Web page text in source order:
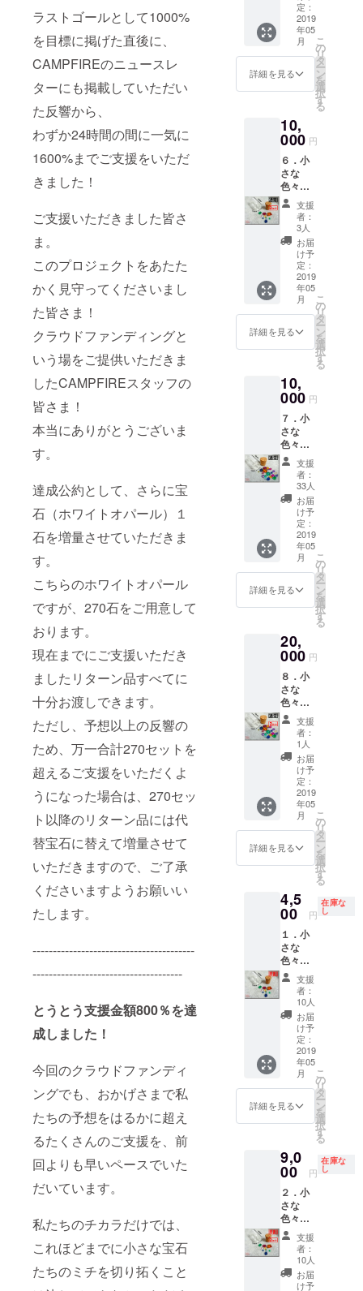
ラストゴールとして1000%
を目標に掲げた直後に、
CAMPFIREのニュースレ
ターにも掲載していただい
た反響から、
わずか24時間の間に一気に
1600%までご支援をいただ
きました！
ご支援いただきました皆さ
ま。
このプロジェクトをあたた
かく見守ってくださいまし
た皆さま！
クラウドファンディングと
いう場をご提供いただきま
したCAMPFIREスタッフの
皆さま！
本当にありがとうございま
す。
達成公約として、さらに宝
石（ホワイトオパール）１
石を増量させていただきま
す。
こちらのホワイトオパール
ですが、270石をご用意して
おります。
現在までにご支援いただき
ましたリターン品すべてに
十分お渡しできます。
ただし、予想以上の反響の
ため、万一合計270セットを
超えるご支援をいただくよ
うになった場合は、270セッ
ト以降のリターン品には代
替宝石に替えて増量させて
いただきますので、ご了承
くださいますようお願いい
たします。
----------------------------------------
-------------------------------------
とうとう支援金額800％を達
成しました！
今回のクラウドファンディ
ングでも、おかげさまで私
たちの予想をはるかに超え
るたくさんのご支援を、前
回よりも早いペースでいた
だいています。
私たちのチカラだけでは、
これほどまでに小さな宝石
たちのミチを切り拓くこと
レゼント
に。
宝石を気軽
に楽しめる
GEMs をぜ
ひご利用く
ださい。
M1902-
10-1s）
小さな
宝石た
ちの中
から、
「様々
な色」
を選別
しまし
た。 ・
中サイ
ズ
（4mm
以上）2
石 ・小
サイズ
（3mm
以上）2
石 ・極
小サイ
（3mm
未満）6
石 合計
お届け
しま
す。 宝
石の種
類や
形、大
きさ、
色はお
まかせ
となり
ます。
特別価
格
5,000円
（税・
送料
込） ※
総支援
金額に
よって
宝石を
追加封
入いた
しま
す。サ
イズや
数量は
おまか
せとな
りま
す。 ※
商品の
上、や
むを得
（4mm
以上）
を既定
の数量
ご用意
できな
い場合
は、小
サイズ
（3mm
以上）
数量1.5
倍にて
代替さ
せてい
ます。
定：
2019
年05
月
詳細を見る
こ
の
リ
タ
ー
ン
を
選
択
す
る
10,
000 円
６．小
さな
色々な
宝石た
ち「10
石」×２
（品
番：
M1902-
10-2s）
小さな
宝石た
ちの中
から、
「様々
な色」
を選別
しまし
た。 ・
中サイ
ズ
（4mm
以上）2
石 ・小
サイズ
（3mm
以上）2
石 ・極
小サイ
（3mm
未満）6
石 合計
ものを
２セッ
トお届
けしま
す。 宝
石の種
類や
形、大
きさ、
色はお
まかせ
となり
ます。
特別価
格
10,000
円
特典と
して最
終的な
総支援
金額に
よって
宝石を
追加封
入いた
しま
す。サ
イズや
数量は
おまか
せとな
す。 ※
商品の
むを得
ず中サ
イズ
（4mm
以上）
を既定
の数量
ご用意
できな
い場合
支援
者：
3人
お届
け予
定：
2019
年05
月
詳細を見る
こ
の
リ
タ
ー
ン
を
選
択
す
る
10,
000 円
７．小
さな
色々な
宝石た
ち「20
石」
（品
番：
M1902-
20-1s）
小さな
宝石た
ちの中
から、
「様々
な色」
を選別
しまし
た。 ・
中サイ
ズ
（4mm
以上）5
石 ・小
サイズ
（3mm
以上）5
石 ・極
小サイ
（3mm
未満）
10石 合
たもの
を２
セット
お届け
しま
す。 宝
石の種
類や
形、大
きさ、
色はお
まかせ
となり
ます。
特別価
格
10,000
込） ※
特典と
して最
終的な
総支援
金額に
よって
宝石を
追加封
入いた
しま
支援
者：
33人
お届
け予
定：
2019
年05
月
詳細を見る
こ
の
リ
タ
ー
ン
を
選
択
す
る
20,
000 円
８．小
さな
色々な
宝石た
ち「20
石」×２
（品
番：
M1902-
20-2s）
小さな
宝石た
ちの中
から、
「様々
な色」
を選別
しまし
た。 ・
中サイ
ズ
（4mm
以上）5
石 ・小
サイズ
（3mm
以上）5
石 ・極
小サイ
（3mm
未満）
10石 合
たもの
を２
セット
お届け
しま
す。 宝
石の種
類や
形、大
きさ、
色はお
支援
者：
1人
お届
け予
定：
2019
年05
月
詳細を見る
こ
の
リ
タ
ー
ン
を
選
択
す
る
4,5
00 円
在庫な
し
１．小
さな
色々な
宝石た
ち「10
石」
【早
割】
（品
番：
M1902-
10-1）
小さな
宝石た
ちの中
から、
な色」
の宝石
を選別
しまし
た。 ・
中サイ
ズ
（4mm
以上）2
石 ・小
サイズ
支援
者：
10人
お届
け予
定：
2019
年05
月
詳細を見る
こ
の
リ
タ
ー
ン
を
選
択
す
る
9,0
00 円
在庫な
し
２．小
さな
色々な
宝石た
ち「10
石」×２
【早
割】
支援
者：
10人
お届
け予